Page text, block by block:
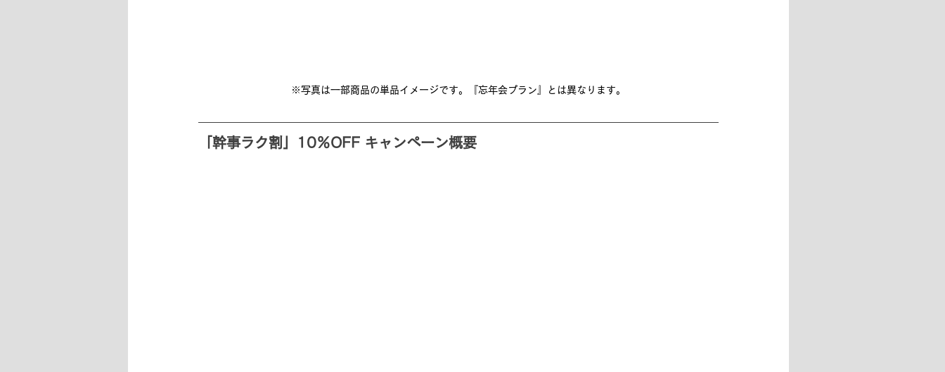
※写真は一部商品の単品イメージです。『忘年会プラン』とは異なります。
「幹事ラク割」10％OFF キャンペーン概要